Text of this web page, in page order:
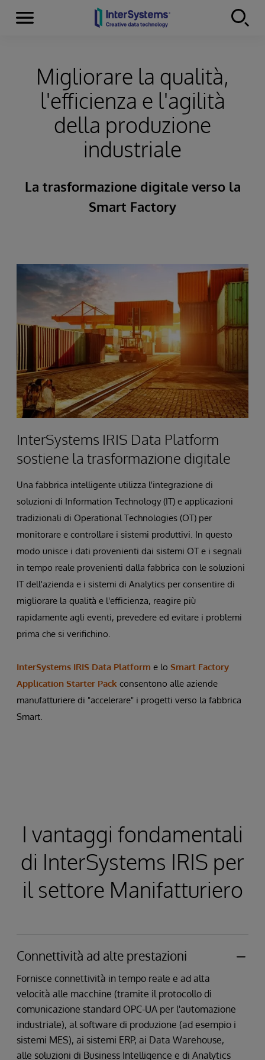
Skip to content
Menu
Migliorare la qualità,
l'efficienza e l'agilità
della produzione
industriale
La trasformazione digitale verso la
Smart Factory
InterSystems IRIS Data Platform
sostiene la trasformazione digitale
Una fabbrica intelligente utilizza l'integrazione di
soluzioni di Information Technology (IT) e applicazioni
tradizionali di Operational Technologies (OT) per
monitorare e controllare i sistemi produttivi. In questo
modo unisce i dati provenienti dai sistemi OT e i segnali
in tempo reale provenienti dalla fabbrica con le soluzioni
IT dell'azienda e i sistemi di Analytics per consentire di
migliorare la qualità e l'efficienza, reagire più
rapidamente agli eventi, prevedere ed evitare i problemi
prima che si verifichino.
InterSystems IRIS Data Platform e lo Smart Factory
Application Starter Pack consentono alle aziende
manufatturiere di "accelerare" i progetti verso la fabbrica
Smart.
I vantaggi fondamentali
di InterSystems IRIS per
il settore Manifatturiero
Connettività ad alte prestazioni
Fornisce connettività in tempo reale e ad alta
velocità alle macchine (tramite il protocollo di
comunicazione standard OPC-UA per l'automazione
industriale), al software di produzione (ad esempio i
sistemi MES), ai sistemi ERP, ai Data Warehouse,
alle soluzioni di Business Intelligence e di Analytics